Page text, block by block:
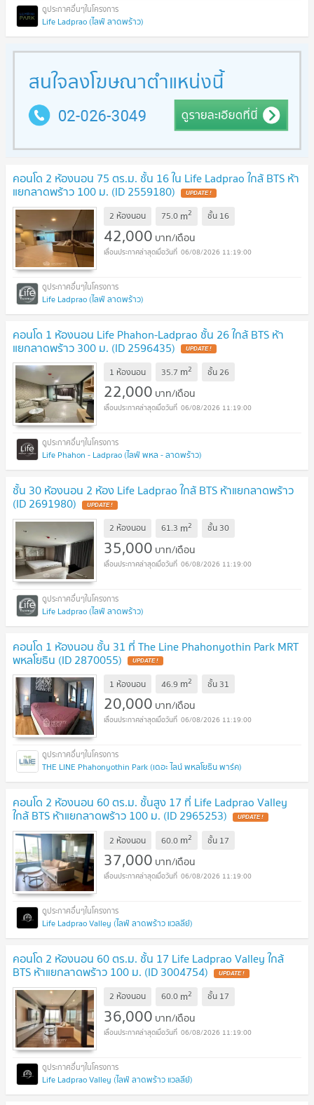
Life Ladprao (ไลฟ์ ลาดพร้าว)
คอนโด 2 ห้องนอน 75 ตร.ม. ชั้น 16 ใน Life Ladprao ใกล้ BTS ห้า
แยกลาดพร้าว 100 ม. (ID 2559180)
2 ห้องนอน 75.0 m2 ชั้น 16
42,000 บาท/เดือน
06/08/2026 11:19:00
Life Ladprao (ไลฟ์ ลาดพร้าว)
คอนโด 1 ห้องนอน Life Phahon-Ladprao ชั้น 26 ใกล้ BTS ห้า
แยกลาดพร้าว 300 ม. (ID 2596435)
1 ห้องนอน 35.7 m2 ชั้น26
22,000 บาท/เดือน
06/08/2026 11:19:00
Life Phahon - Ladprao (ไลฟ์ พหล - ลาดพร้าว)
ชั้น 30 ห้องนอน 2 ห้อง Life Ladprao ใกล้ BTS ห้าแยกลาดพร้าว
(ID 2691980)
2 ห้องนอน 61.3 m2 ชั้น 30
35,000 บาท/เดือน
06/08/2026 11:19:00
Life Ladprao (ไลฟ์ ลาดพร้าว)
คอนโด 1 ห้องนอน ชั้น 31 ที่ The Line Phahonyothin Park MRT
พหลโยธิน (ID 2870055)
1 ห้องนอน 46.9 m2 ชั้น 31
20,000 บาท/เดือน
06/08/2026 11:19:00
THE LINE Phahonyothin Park (เดอะ ไลน์ พหลโยธิน พาร์ค)
คอนโด 2 ห้องนอน 60 ตร.ม. ชั้นสูง 17 ที่ Life Ladprao Valley
ใกล้ BTS ห้าแยกลาดพร้าว 100 ม. (ID 2965253)
2 ห้องนอน 60.0 m2 ชั้น 17
37,000 บาท/เดือน
06/08/2026 11:19:00
Life Ladprao Valley (ไลฟ์ ลาดพร้าว แวลลีย์)
คอนโด 2 ห้องนอน 60 ตร.ม. ชั้น 17 Life Ladprao Valley ใกล้
BTS ห้าแยกลาดพร้าว 100 ม. (ID 3004754)
2 ห้องนอน 60.0 m2 ชั้น 17
36,000 บาท/เดือน
06/08/2026 11:19:00
Life Ladprao Valley (ไลฟ์ ลาดพร้าว แวลลีย์)